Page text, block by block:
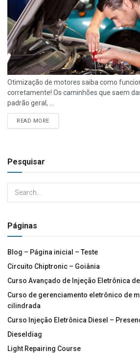
Otimização de motores saiba como
corretamente! Os caminhões que saem
padrão geral, ...
READ MORE
Pesquisar
Páginas
Blog – Página inicial – Teste
Circuito Chiptronic – Goiânia
Curso Avançado de Injeção Eletrônica
Curso de gerenciamento eletrônico de
cilindrada
Curso Injeção Eletrônica Diesel –
Dieseldiag
Light Repairing Course